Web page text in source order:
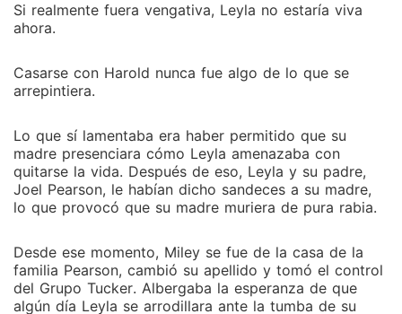
Si realmente fuera vengativa, Leyla no estaría viva
ahora.
Casarse con Harold nunca fue algo de lo que se
arrepintiera.
Lo que sí lamentaba era haber permitido que su
madre presenciara cómo Leyla amenazaba con
quitarse la vida. Después de eso, Leyla y su padre,
Joel Pearson, le habían dicho sandeces a su madre,
lo que provocó que su madre muriera de pura rabia.
Desde ese momento, Miley se fue de la casa de la
familia Pearson, cambió su apellido y tomó el control
del Grupo Tucker. Albergaba la esperanza de que
algún día Leyla se arrodillara ante la tumba de su